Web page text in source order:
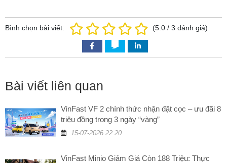
Bình chọn bài viết: (5.0 / 3 đánh giá)
Bài viết liên quan
VinFast VF 2 chính thức nhận đặt cọc – ưu đãi 8
triệu đồng trong 3 ngày “vàng”
15-07-2026 22:20
VinFast Minio Giảm Giá Còn 188 Triệu: Thực